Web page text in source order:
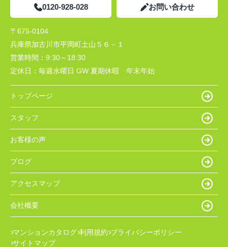
0120-928-028 お問い合わせ
〒675-0104
兵庫県加古川市平岡町土山５６－１
営業時間： 9:30～18:30
定休日： 毎週水曜日 GW 夏期休暇 年末年始
トップページ
スタッフ
お客様の声
ブログ
アクセスマップ
会社概要
マンションカタログ 利用規約 プライバシーポリシー
サイトマップ